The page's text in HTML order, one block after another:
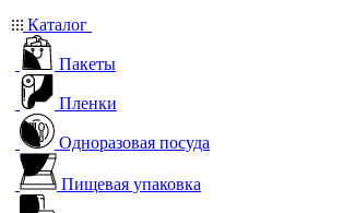
Каталог
Пакеты
Пленки
Одноразовая посуда
Пищевая упаковка